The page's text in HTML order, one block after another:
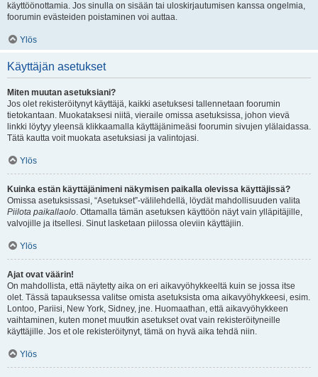
käyttöönottamia. Jos sinulla on sisään tai uloskirjautumisen kanssa ongelmia,
foorumin evästeiden poistaminen voi auttaa.
Ylös
Käyttäjän asetukset
Miten muutan asetuksiani?
Jos olet rekisteröitynyt käyttäjä, kaikki asetuksesi tallennetaan foorumin
tietokantaan. Muokataksesi niitä, vieraile omissa asetuksissa, johon vievä
linkki löytyy yleensä klikkaamalla käyttäjänimeäsi foorumin sivujen ylälaidassa.
Tätä kautta voit muokata asetuksiasi ja valintojasi.
Ylös
Kuinka estän käyttäjänimeni näkymisen paikalla olevissa käyttäjissä?
Omissa asetuksissasi, “Asetukset”-välilehdellä, löydät mahdollisuuden valita
Piilota paikallaolo. Ottamalla tämän asetuksen käyttöön näyt vain ylläpitäjille,
valvojille ja itsellesi. Sinut lasketaan piilossa oleviin käyttäjiin.
Ylös
Ajat ovat väärin!
On mahdollista, että näytetty aika on eri aikavyöhykkeeltä kuin se jossa itse
olet. Tässä tapauksessa valitse omista asetuksista oma aikavyöhykkeesi, esim.
Lontoo, Pariisi, New York, Sidney, jne. Huomaathan, että aikavyöhykkeen
vaihtaminen, kuten monet muutkin asetukset ovat vain rekisteröityneille
käyttäjille. Jos et ole rekisteröitynyt, tämä on hyvä aika tehdä niin.
Ylös